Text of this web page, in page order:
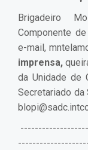
Brigadeiro
Componente
e-mail,
imprensa,
da Unidade de
Secretariado da
blopi@sadc.int